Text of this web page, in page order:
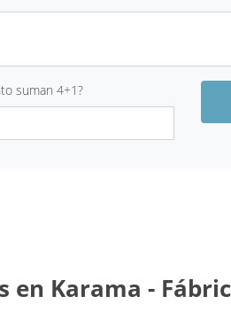
suman 4+1?
en Karama -